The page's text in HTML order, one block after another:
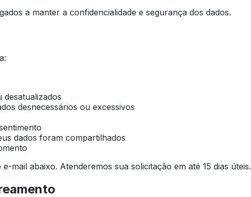
a manter a confidencialidade e segurança dos dados.
desnecessários ou excessivos
dados foram compartilhados
mail abaixo. Atenderemos sua solicitação em até 15 dias úteis.